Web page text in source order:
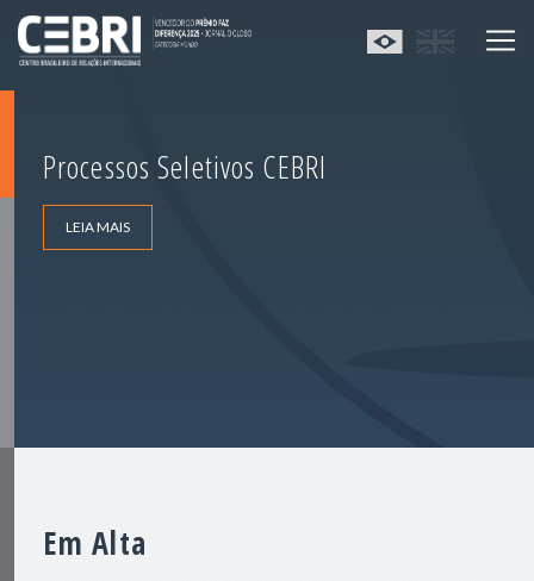
Processos Seletivos CEBRI
LEIA MAIS
Em Alta